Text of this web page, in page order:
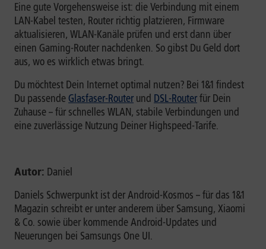
Eine gute Vorgehensweise ist: die Verbindung mit einem
LAN-Kabel testen, Router richtig platzieren, Firmware
aktualisieren, WLAN-Kanäle prüfen und erst dann über
einen Gaming-Router nachdenken. So gibst Du Geld dort
aus, wo es wirklich etwas bringt.
Du möchtest Dein Internet optimal nutzen? Bei 1&1 findest
Du passendeGlasfaser-Router und DSL-Routerfür Dein
Zuhause – für schnelles WLAN, stabile Verbindungen und
eine zuverlässige Nutzung Deiner Highspeed-Tarife.
Autor: Daniel
Daniels Schwerpunkt ist der Android-Kosmos – für das 1&1
Magazin schreibt er unter anderem über Samsung, Xiaomi
& Co. sowie über kommende Android-Updates und
Neuerungen bei Samsungs One UI.